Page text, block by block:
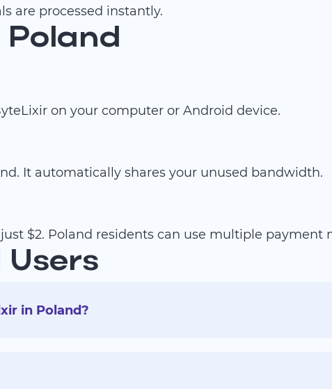
are processed instantly.
Poland
on your computer or Android device.
It automatically shares your unused bandwidth.
$2. Poland residents can use multiple payment
Users
in Poland?